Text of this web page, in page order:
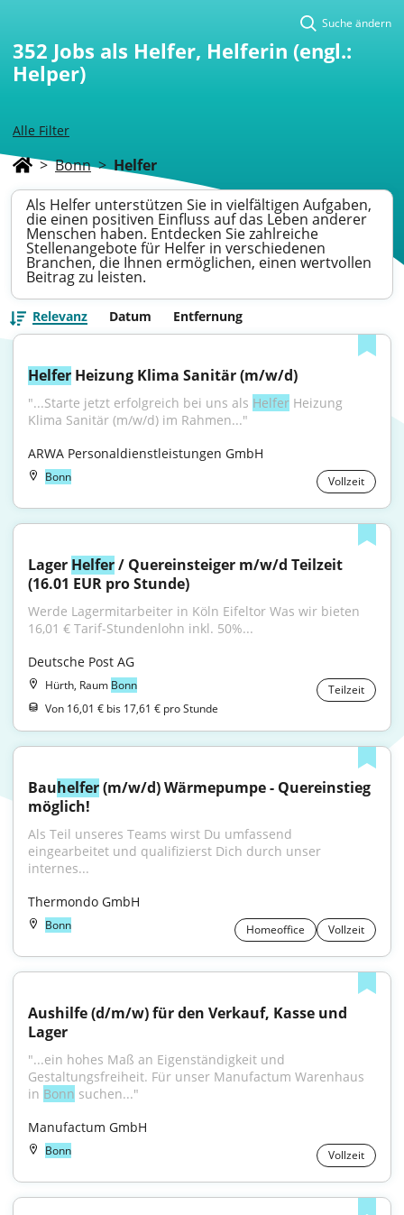
Alle Filter
Suche ändern
352 Jobs als Helfer, Helferin (engl.:
Helper)
> Bonn > Helfer
Als Helfer unterstützen Sie in vielfältigen Aufgaben,
die einen positiven Einfluss auf das Leben anderer
Menschen haben. Entdecken Sie zahlreiche
Stellenangebote für Helfer in verschiedenen
Branchen, die Ihnen ermöglichen, einen wertvollen
Beitrag zu leisten.
Relevanz Datum Entfernung
Helfer Heizung Klima Sanitär (m/w/d)
"...Starte jetzt erfolgreich bei uns als Helfer Heizung
Klima Sanitär (m/w/d) im Rahmen..."
ARWA Personaldienstleistungen GmbH
Bonn Vollzeit
Lager Helfer / Quereinsteiger m/w/d Teilzeit
(16.01 EUR pro Stunde)
Werde Lagermitarbeiter in Köln Eifeltor Was wir bieten
16,01 € Tarif-Stundenlohn inkl. 50%...
Deutsche Post AG
Hürth, Raum Bonn
Teilzeit
Von 16,01 € bis 17,61 € pro Stunde
Bauhelfer (m/w/d) Wärmepumpe - Quereinstieg
möglich!
Als Teil unseres Teams wirst Du umfassend
eingearbeitet und qualifizierst Dich durch unser
internes...
Thermondo GmbH
Bonn Homeoffice Vollzeit
Aushilfe (d/m/w) für den Verkauf, Kasse und
Lager
"...ein hohes Maß an Eigenständigkeit und
Gestaltungsfreiheit. Für unser Manufactum Warenhaus
in Bonn suchen..."
Manufactum GmbH
Bonn Vollzeit